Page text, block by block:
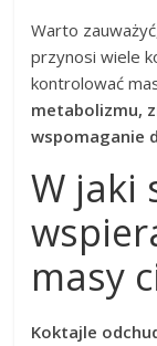
Warto
przynosi wiele
kontrolować
metabolizmu,
wspomaganie
W jaki
masy
Koktajle